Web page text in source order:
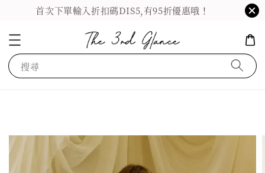
首次下單輸入折扣碼DIS5,有95折優惠哦！
搜尋